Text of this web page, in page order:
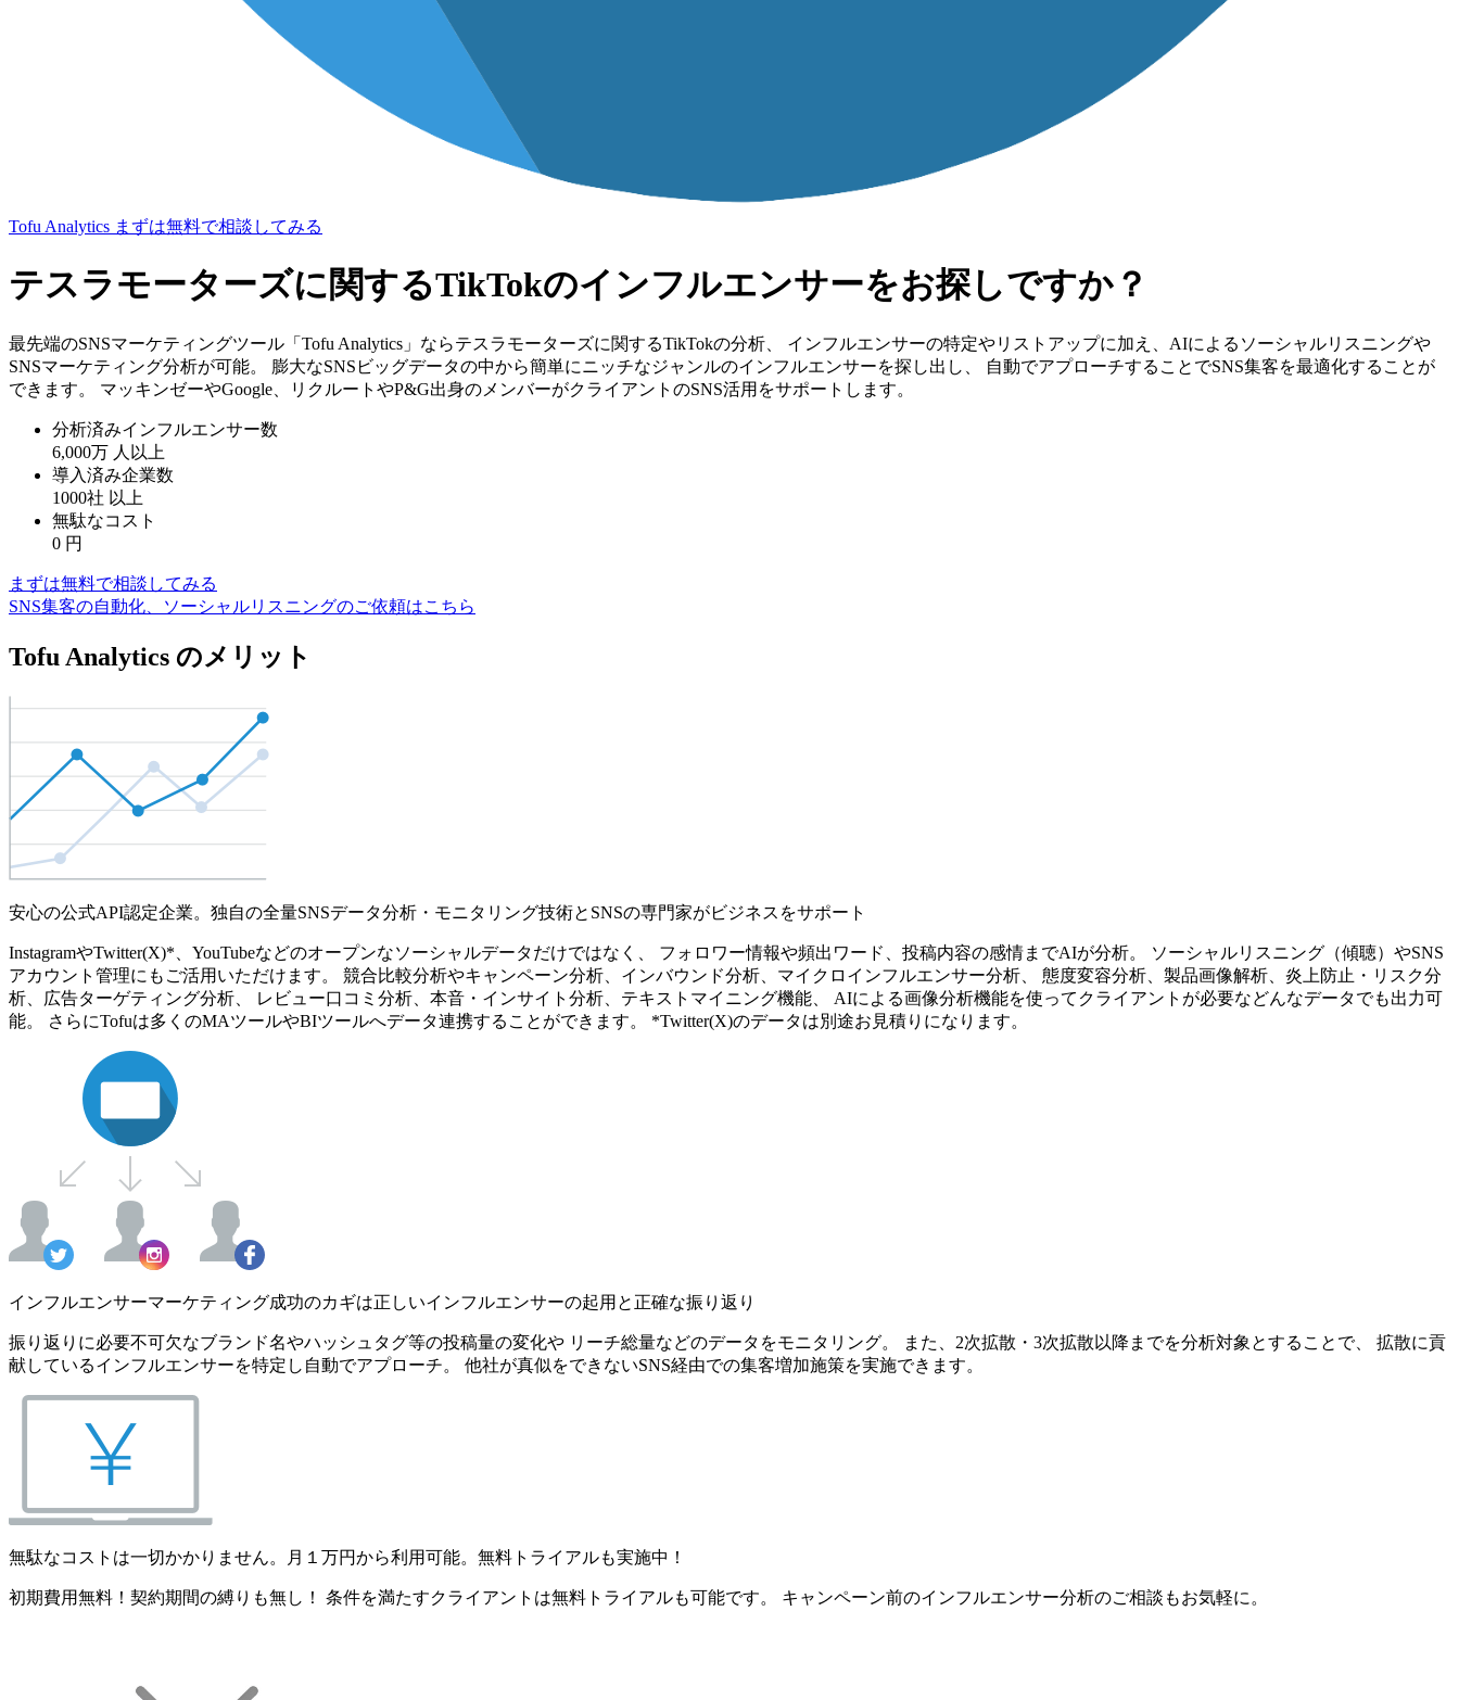
Tofu Analytics まずは無料で相談してみる
テスラモーターズに関するTikTokのインフルエンサーをお探しですか？
最先端のSNSマーケティングツール「Tofu Analytics」ならテスラモーターズに関するTikTokの分析、 インフルエンサーの特定やリストアップに加え、AIによるソーシャルリスニングや
SNSマーケティング分析が可能。 膨大なSNSビッグデータの中から簡単にニッチなジャンルのインフルエンサーを探し出し、 自動でアプローチすることでSNS集客を最適化することが
できます。 マッキンゼーやGoogle、リクルートやP&G出身のメンバーがクライアントのSNS活用をサポートします。
分析済みインフルエンサー数
6,000万 人以上
導入済み企業数
1000社 以上
無駄なコスト
0 円
まずは無料で相談してみる
SNS集客の自動化、ソーシャルリスニングのご依頼はこちら
Tofu Analytics のメリット
安心の公式API認定企業。独自の全量SNSデータ分析・モニタリング技術とSNSの専門家がビジネスをサポート
InstagramやTwitter(X)*、YouTubeなどのオープンなソーシャルデータだけではなく、 フォロワー情報や頻出ワード、投稿内容の感情までAIが分析。 ソーシャルリスニング（傾聴）やSNS
アカウント管理にもご活用いただけます。 競合比較分析やキャンペーン分析、インバウンド分析、マイクロインフルエンサー分析、 態度変容分析、製品画像解析、炎上防止・リスク分
析、広告ターゲティング分析、 レビュー口コミ分析、本音・インサイト分析、テキストマイニング機能、 AIによる画像分析機能を使ってクライアントが必要などんなデータでも出力可
能。 さらにTofuは多くのMAツールやBIツールへデータ連携することができます。 *Twitter(X)のデータは別途お見積りになります。
インフルエンサーマーケティング成功のカギは正しいインフルエンサーの起用と正確な振り返り
振り返りに必要不可欠なブランド名やハッシュタグ等の投稿量の変化や リーチ総量などのデータをモニタリング。 また、2次拡散・3次拡散以降までを分析対象とすることで、 拡散に貢
献しているインフルエンサーを特定し自動でアプローチ。 他社が真似をできないSNS経由での集客増加施策を実施できます。
無駄なコストは一切かかりません。月１万円から利用可能。無料トライアルも実施中！
初期費用無料！契約期間の縛りも無し！ 条件を満たすクライアントは無料トライアルも可能です。 キャンペーン前のインフルエンサー分析のご相談もお気軽に。